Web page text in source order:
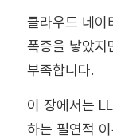
클라우드 네이
폭증을 낳았지
부족합니다.
이 장에서는
하는 필연적